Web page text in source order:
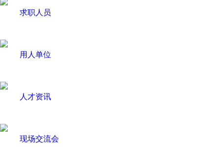
求职人员
用人单位
人才资讯
现场交流会